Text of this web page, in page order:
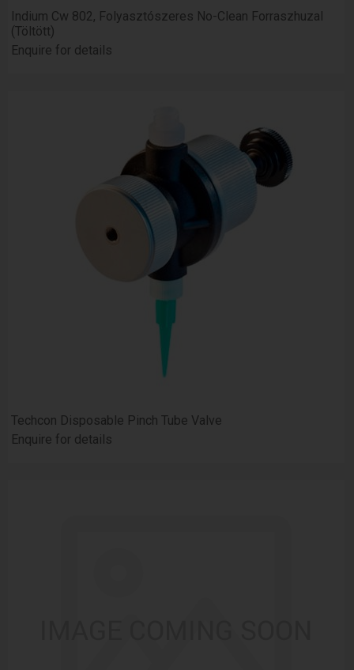
Indium Cw 802, Folyasztószeres No-Clean Forraszhuzal
(Töltött)
Enquire for details
Techcon Disposable Pinch Tube Valve
Enquire for details